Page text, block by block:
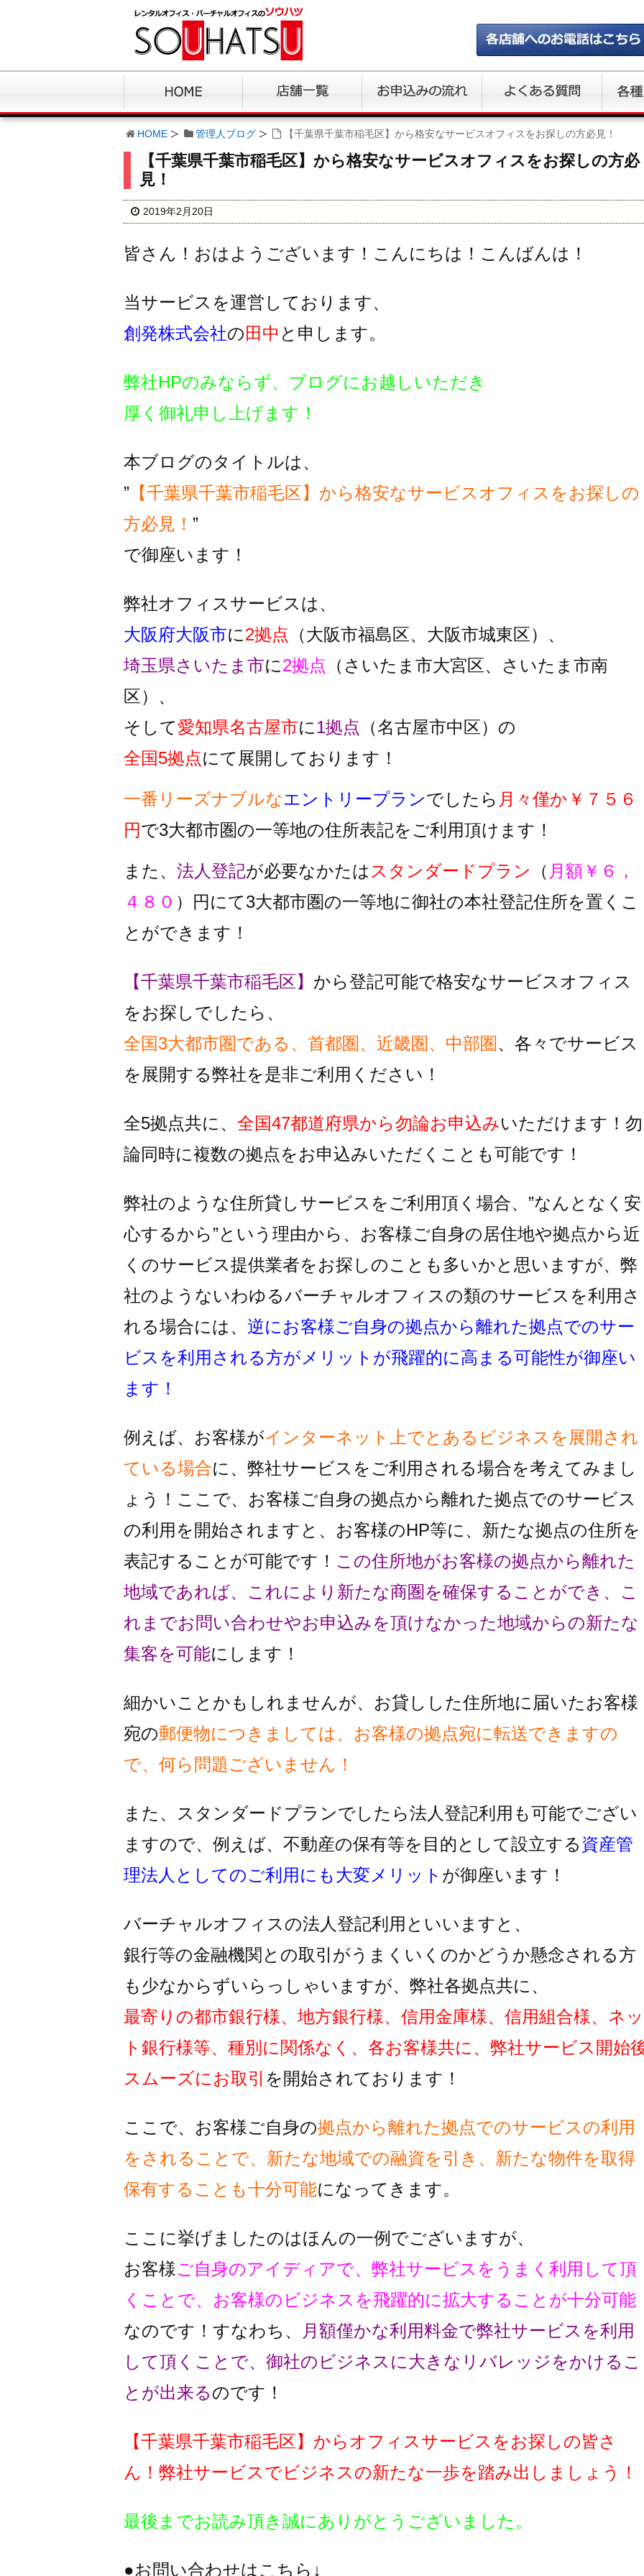
HOME 管理人ブログ 【千葉県千葉市稲毛区】から格安なサービスオフィスをお探しの方必見！
【千葉県千葉市稲毛区】から格安なサービスオフィスをお探しの方必
見！
2019年2月20日
皆さん！おはようございます！こんにちは！こんばんは！
当サービスを運営しております、
創発株式会社の田中 と申します。
弊社HPのみならず、ブログにお越しいただき
厚く御礼申し上げます！
本ブログのタイトルは、
” 【千葉県千葉市稲毛区】から格安なサービスオフィスをお探しの
方必見！ ”
で御座います！
弊社オフィスサービスは、
大阪府大阪市に2拠点 （大阪市福島区、大阪市城東区）、
埼玉県さいたま市に2拠点 （さいたま市大宮区、さいたま市南
区）、
そして愛知県名古屋市に1拠点 （名古屋市中区）の
全国5拠点にて展開しております！
一番リーズナブルなエントリープランでしたら 月々僅か￥７５６
円で3大都市圏の一等地の住所表記をご利用頂けます！
また、 法人登記が必要なかたは スタンダードプラン （ 月額￥６，
４８０ ）円にて3大都市圏の一等地に御社の本社登記住所を置くこ
とができます！
【千葉県千葉市稲毛区】 から登記可能で格安なサービスオフィス
をお探しでしたら、
全国3大都市圏である、首都圏、近畿圏、中部圏 、各々でサービス
を 展開する弊社を是非ご利用ください！
全5拠点共に、 全国47都道府県から勿論お申込みいただけます！ 勿
論同時に複数の拠点をお申込みいただくことも可能です！
弊社のような住所貸しサービスをご利用頂く場合、 ”なんとなく安
心するから”という理由から、お客様ご自身の居住地や拠点から近
くのサービス提供業者をお探しのことも多いかと思いますが、 弊
社のようないわゆるバーチャルオフィスの類のサービスを利用さ
れる場合には、 逆にお客様ご自身の拠点から離れた拠点でのサー
ビスを利用 される方がメリットが飛躍的に高まる可能性が御座い
ます！
例えば、お客様がインターネット上でとあるビジネスを展開され
ている場合に、 弊社サービスをご利用される場合を考えてみまし
ょう！ ここで、お客様ご自身の拠点から離れた拠点でのサービス
の利用を 開始されますと、お客様のHP等に、新たな拠点の住所を
表記することが可能です！ この住所地がお客様の拠点から離れた
地域であれば、これにより 新たな商圏を確保することができ、こ
れまでお問い合わせやお申込みを頂けなかった地域からの新たな
集客を可能にします！
細かいことかもしれませんが、お貸しした住所地に届いたお客様
宛の郵便物につきましては、お客様の拠点宛に転送できますの
で、何ら問題ございません！
また、スタンダードプランでしたら法人登記利用も可能でござい
ますので、 例えば、不動産の保有等を目的として設立する 資産管
理法人としてのご利用にも大変メリット が御座います！
バーチャルオフィスの法人登記利用といいますと、
銀行等の金融機関との取引がうまくいくのかどうか懸念される方
も少なからずいらっしゃいますが、弊社各拠点共に、
最寄りの都市銀行様、地方銀行様、信用金庫様、信用組合様、ネッ
ト銀行様等、種別に関係なく、各お客様共に、弊社サービス開始
スムーズに お取引 を開始されております！
ここで、お客様ご自身の拠点から離れた拠点でのサービスの利用
をされることで、 新たな地域での融資を引き、新たな物件を取得
保有することも十分可能になってきます。
ここに挙げましたのはほんの一例でございますが、
お客様ご自身のアイディアで、弊社サービスをうまく利用して頂
くことで、 お客様のビジネスを飛躍的に拡大することが十分可能
なのです！ すなわち、
月額僅かな利用料金で弊社サービスを利用
して頂くことで、 御社のビジネスに大きなリバレッジをかけるこ
とが出来るのです！
【千葉県千葉市稲毛区】からオフィスサービスをお探しの皆さ
ん！ 弊社サービスでビジネスの新たな一歩を踏み出しましょう！
最後までお読み頂き誠にありがとうございました。
●お問い合わせはこちら↓